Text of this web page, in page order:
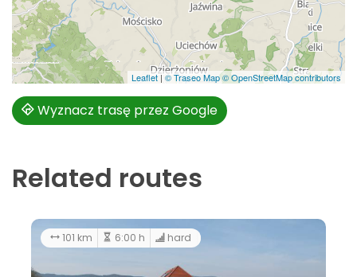
Leaflet| © Traseo Map© OpenStreetMap contributors
Wyznacz trasę przez Google
Related routes
101 km 6:00 h hard